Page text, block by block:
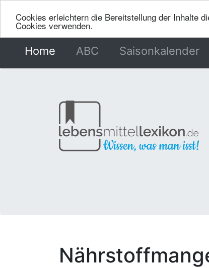
Cookies erleichtern die Bereitstellung der Inhalte
Cookies verwenden.
Home (current)
ABC Saisonkalender